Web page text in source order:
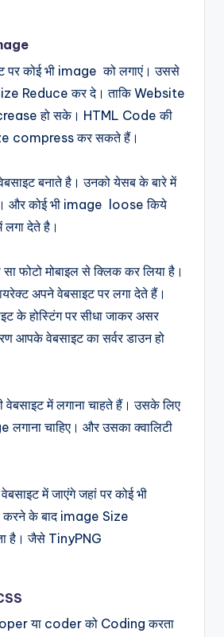
पर कोई भी image को लगाएं। उससे
Reduce कर दे। ताकि Website
हो सके। HTML Code की
compress कर सकते हैं।
बनाते है। उनको येसब के बारे में
और कोई भी image loose किये
लगा देते है।
फोटो मोबाइल से क्लिक कर लिया है।
अपने वेबसाइट पर लगा देते हैं।
के होस्टिंग पर सीधा जाकर असर
आपके वेबसाइट का सर्वर डाउन हो
में लगाना चाहते हैं। उसके लिए
चाहिए। और उसका क्वालिटी
में जाएंगे जहां पर कोई भी
के बाद image Size
है। जैसे TinyPNG
या coder को Coding करता